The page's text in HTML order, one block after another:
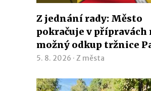
Z jednání rady: Město
pokračuje v přípravách
možný odkup tržnice
5. 8. 2026 · Z města